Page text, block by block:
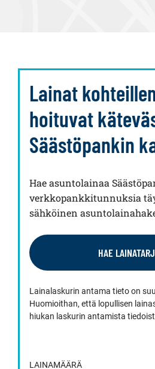
Lainat
hoituvat
Säästöpankin
Hae asuntolainaa
verkkopankkitunnuksia
sähköinen
HAE
Lainalaskurin antama tieto on
Huomioithan, että lopullisen
hiukan laskurin antamista
LAINAMÄÄRÄ